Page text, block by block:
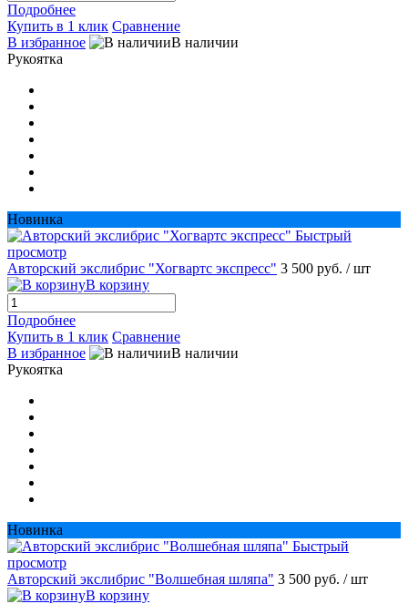
Подробнее
Купить в 1 клик Сравнение
В избранное
В наличии
Рукоятка
Новинка
Быстрый
просмотр
Авторский экслибрис "Хогвартс экспресс" 3 500 руб. / шт
В корзину
Подробнее
Купить в 1 клик Сравнение
В избранное
В наличии
Рукоятка
Новинка
Быстрый
просмотр
Авторский экслибрис "Волшебная шляпа" 3 500 руб. / шт
В корзину